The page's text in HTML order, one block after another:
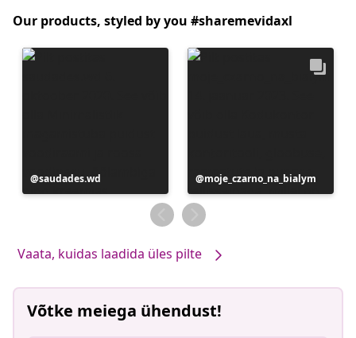
Our products, styled by you #sharemevidaxl
Postitus
avaldatud
saudades.wd
Postitus
avaldatud
moje_czarno_na_bialym
Vaata, kuidas laadida üles pilte
Võtke meiega ühendust!